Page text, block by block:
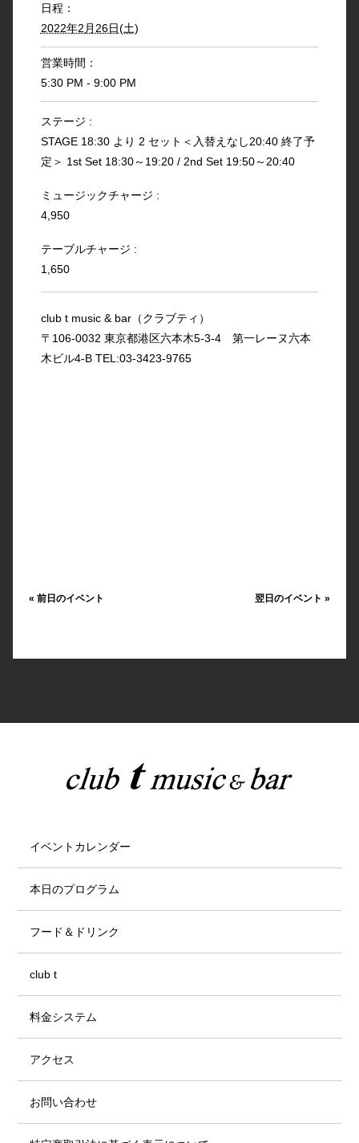
日程：
2022年2月26日(土)
営業時間：
5:30 PM - 9:00 PM
ステージ :
STAGE 18:30 より 2 セット＜入替えなし20:40 終了予
定＞ 1st Set 18:30～19:20 / 2nd Set 19:50～20:40
ミュージックチャージ :
4,950
テーブルチャージ :
1,650
club t music & bar（クラブティ）
〒106-0032 東京都港区六本木5-3-4 第一レーヌ六本
木ビル4-B TEL:03-3423-9765
« 前日のイベント 翌日のイベント»
イベントカレンダー
本日のプログラム
フード＆ドリンク
club t
料金システム
アクセス
お問い合わせ